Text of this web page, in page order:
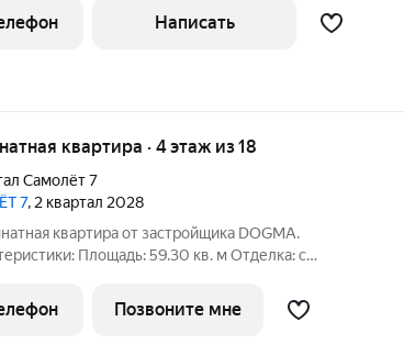
жизни инфраструктурой, в пешей доступности
Написать
квартира · 4 этаж из 18
Самолёт 7
7, 2 квартал 2028
квартира от застройщика DOGMA.
кв. м Отделка: с
7».
Позвоните мне